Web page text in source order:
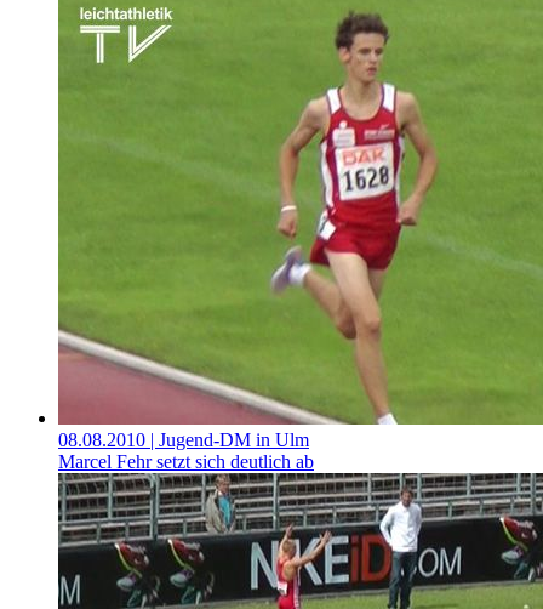
08.08.2010 | Jugend-DM in Ulm
Marcel Fehr setzt sich deutlich ab